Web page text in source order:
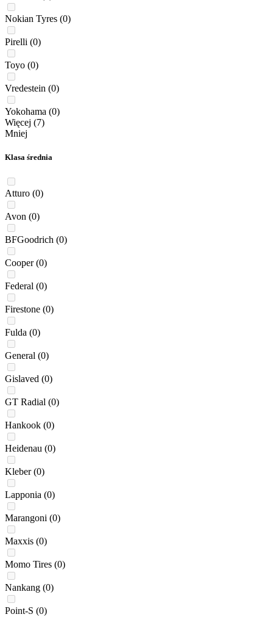
Nokian Tyres (0)
Pirelli (0)
Toyo (0)
Vredestein (0)
Yokohama (0)
Więcej (7)
Mniej
Klasa średnia
Atturo (0)
Avon (0)
BFGoodrich (0)
Cooper (0)
Federal (0)
Firestone (0)
Fulda (0)
General (0)
Gislaved (0)
GT Radial (0)
Hankook (0)
Heidenau (0)
Kleber (0)
Lapponia (0)
Marangoni (0)
Maxxis (0)
Momo Tires (0)
Nankang (0)
Point-S (0)